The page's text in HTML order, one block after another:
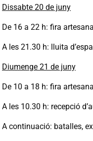
Dissabte 20 de juny
De 16 a 22 h: fira
A les 21.30 h: lluita
Diumenge 21 de juny
De 10 a 18 h: fira
A les 10.30 h: recepció
A continuació: batalles,